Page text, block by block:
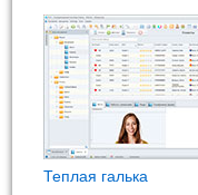
Теплая галька